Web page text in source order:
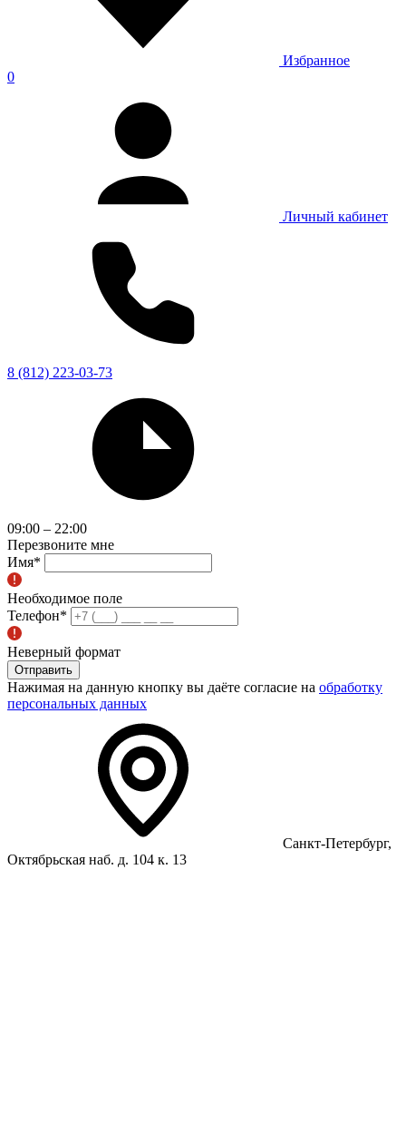
Избранное
0
Личный кабинет
8 (812) 223-03-73
09:00 – 22:00
Перезвоните мне
Имя*
Необходимое поле
Телефон*
Неверный формат
Отправить
Нажимая на данную кнопку вы даёте согласие на обработку
персональных данных
Санкт-Петербург,
Октябрьская наб. д. 104 к. 13